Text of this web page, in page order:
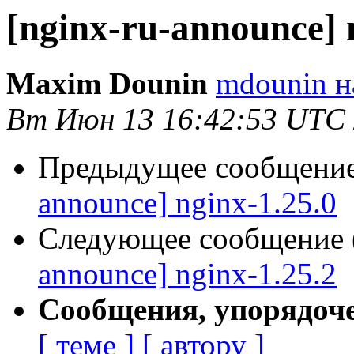
[nginx-ru-announce]
Maxim Dounin mdounin
Вт Июн 13 16:42:53 UTC
Предыдущее
announce] nginx-1.25.0
Следующее сообщение
announce] nginx-1.25.2
Сообщения,
[ теме ] [ автору ]